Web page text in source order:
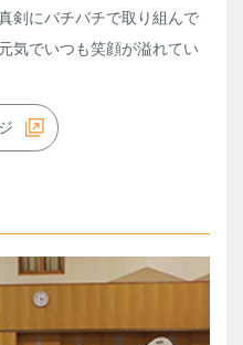
剣にバチバチで取り組んで
気でいつも笑顔が溢れてい